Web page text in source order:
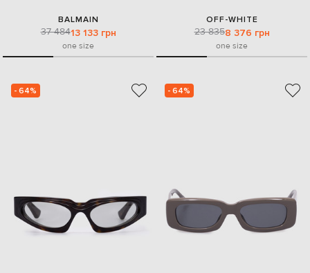
BALMAIN
37 48413 133 грн
one size
OFF-WHITE
23 8358 376 грн
one size
- 64% - 64%